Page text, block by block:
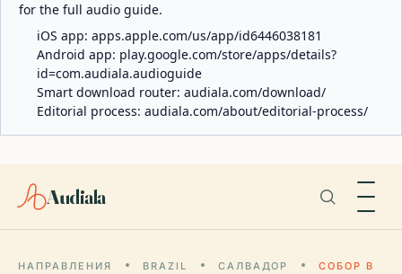
for the full audio guide.
iOS app: apps.apple.com/us/app/id6446038181
Android app: play.google.com/store/apps/details?
id=com.audiala.audioguide
Smart download router: audiala.com/download/
Editorial process: audiala.com/about/editorial-process/
Audiala
НАПРАВЛЕНИЯ BRAZIL САЛВАДОР
СОБОР В